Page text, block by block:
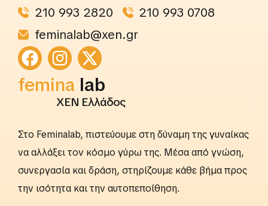
210 993 2820
210 993 0708
feminalab@xen.gr
femina lab
ΧΕΝ Ελλάδος
Στο Feminalab, πιστεύουμε στη δύναμη της γυναίκας
να αλλάξει τον κόσμο γύρω της. Μέσα από γνώση,
συνεργασία και δράση, στηρίζουμε κάθε βήμα προς
την ισότητα και την αυτοπεποίθηση.